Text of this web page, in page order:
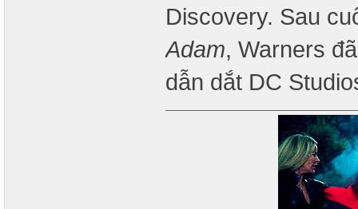
Discovery. Sau
Adam, Warners
dẫn dắt DC